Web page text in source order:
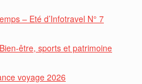
– Eté d’Infotravel N° 7
être, sports et patrimoine
voyage 2026